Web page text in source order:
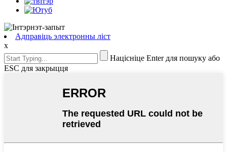
Адправіць электронны ліст
x
Націсніце Enter для пошуку або
ESC для закрыцця